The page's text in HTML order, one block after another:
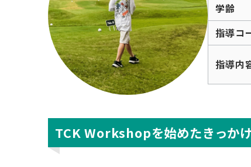
学齢
指導コ
指導内
TCK Workshopを始めたきっか